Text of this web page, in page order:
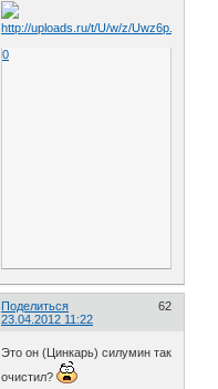
0
Поделиться
62
23.04.2012 11:22
Это он (Цинкарь) силумин так
очистил?